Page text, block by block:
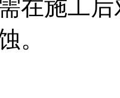
在施工
。